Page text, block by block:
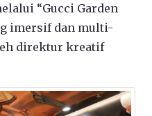
“Gucci Garden
imersif dan multi-
direktur kreatif